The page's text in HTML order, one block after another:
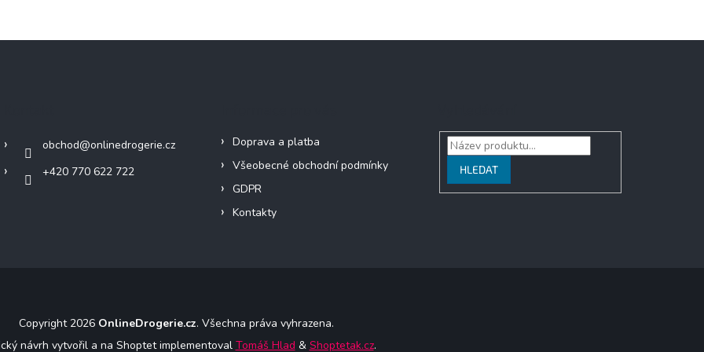
obchod@onlinedrogerie.cz
+420 770 622 722
Doprava a platba
Všeobecné obchodní podmínky
GDPR
Kontakty
HLEDAT
Copyright 2026 OnlineDrogerie.cz. Všechna práva vyhrazena.
návrh vytvořil a na Shoptet implementoval Tomáš Hlad & Shoptetak.cz.